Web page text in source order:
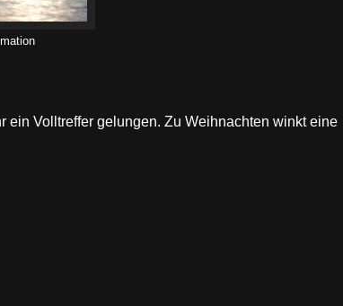
ein Volltreffer gelungen. Zu Weihnachten winkt eine